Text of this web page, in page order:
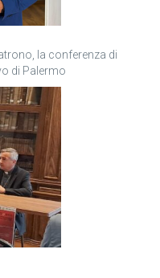
la conferenza di
di Palermo